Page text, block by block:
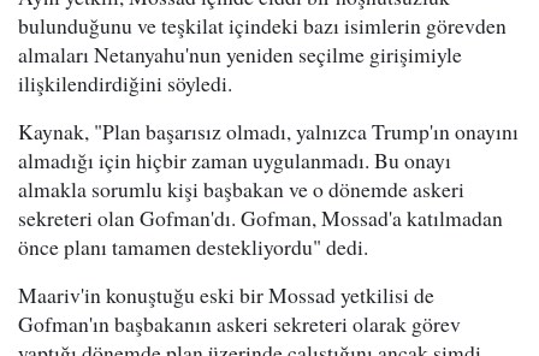
bulunduğunu ve teşkilat içindeki bazı isimlerin görevden
almaları Netanyahu'nun yeniden seçilme girişimiyle
ilişkilendirdiğini söyledi.
Kaynak, "Plan başarısız olmadı, yalnızca Trump'ın onayını
almadığı için hiçbir zaman uygulanmadı. Bu onayı
almakla sorumlu kişi başbakan ve o dönemde askeri
sekreteri olan Gofman'dı. Gofman, Mossad'a katılmadan
önce planı tamamen destekliyordu" dedi.
Maariv'in konuştuğu eski bir Mossad yetkilisi de
Gofman'ın başbakanın askeri sekreteri olarak görev